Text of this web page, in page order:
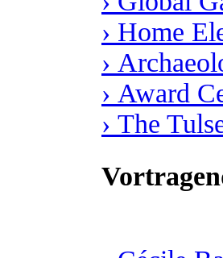
› Home
›
› Award
› The